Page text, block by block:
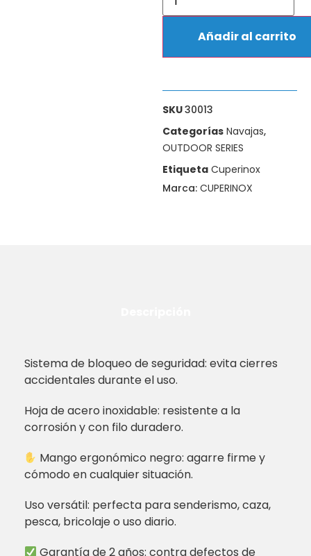
Añadir al carrito
SKU30013
Categorías Navajas,
OUTDOOR SERIES
Etiqueta Cuperinox
Marca: CUPERINOX
Sistema de bloqueo de seguridad: evita cierres
accidentales durante el uso.
Hoja de acero inoxidable: resistente a la
corrosión y con filo duradero.
Mango ergonómico negro: agarre firme y
cómodo en cualquier situación.
Uso versátil: perfecta para senderismo, caza,
pesca, bricolaje o uso diario.
Garantía de 2 años: contra defectos de